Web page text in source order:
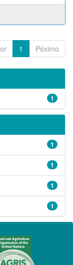
1 Póximo
1
1
1
1
1